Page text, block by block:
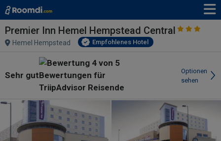
Premier Inn Hemel Hempstead Central
Hemel Hempstead Empfohlenes Hotel
Sehr gut
Optionen
sehen